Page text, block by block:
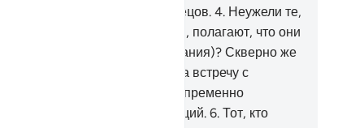
и непременно узнает лжецов. 4. Неужели те,
совершают злые деяния, полагают, что они
Нас (спасутся от наказания)? Скверно же
Если кто надеется на встречу с
то ведь срок Аллаха непременно
Он - Слышащий, Видящий. 6. Тот, кто